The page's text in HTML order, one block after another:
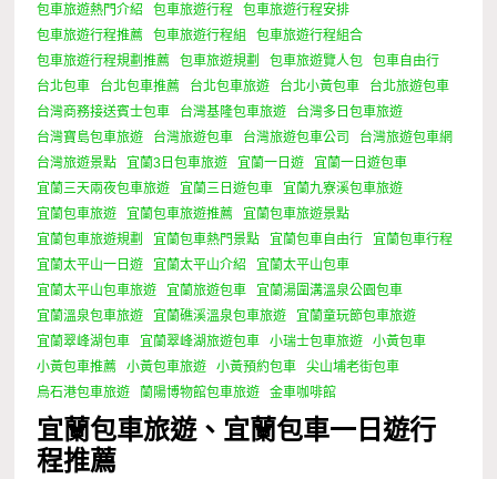
包車旅遊熱門介紹
包車旅遊行程
包車旅遊行程安排
包車旅遊行程推薦
包車旅遊行程組
包車旅遊行程組合
包車旅遊行程規劃推薦
包車旅遊規劃 包車旅遊覽人包
包車自由行
台北包車
台北包車推薦 台北包車旅遊 台北小黃包車
台北旅遊包車
台灣商務接送賓士包車
台灣基隆包車旅遊
台灣多日包車旅遊
台灣寶島包車旅遊
台灣旅遊包車 台灣旅遊包車公司
台灣旅遊包車網
台灣旅遊景點
宜蘭3日包車旅遊 宜蘭一日遊
宜蘭一日遊包車
宜蘭三天兩夜包車旅遊
宜蘭三日遊包車
宜蘭九寮溪包車旅遊
宜蘭包車旅遊
宜蘭包車旅遊推薦
宜蘭包車旅遊景點
宜蘭包車旅遊規劃
宜蘭包車熱門景點 宜蘭包車自由行
宜蘭包車行程
宜蘭太平山一日遊
宜蘭太平山介紹
宜蘭太平山包車
宜蘭太平山包車旅遊
宜蘭旅遊包車
宜蘭湯圍溝溫泉公園包車
宜蘭溫泉包車旅遊
宜蘭礁溪溫泉包車旅遊
宜蘭童玩節包車旅遊
宜蘭翠峰湖包車
宜蘭翠峰湖旅遊包車 小瑞士包車旅遊
小黃包車
小黃包車推薦
小黃包車旅遊 小黃預約包車
尖山埔老街包車
烏石港包車旅遊
蘭陽博物館包車旅遊 金車咖啡館
宜蘭包車旅遊、宜蘭包車一日遊行
程推薦